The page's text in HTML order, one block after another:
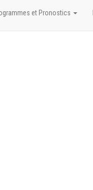
et Pronostics